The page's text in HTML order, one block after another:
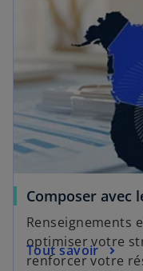
d
n
s
n
o
u
v
Composer avec
Renseignements
optimiser votre
renforcer votre
Tout savoir